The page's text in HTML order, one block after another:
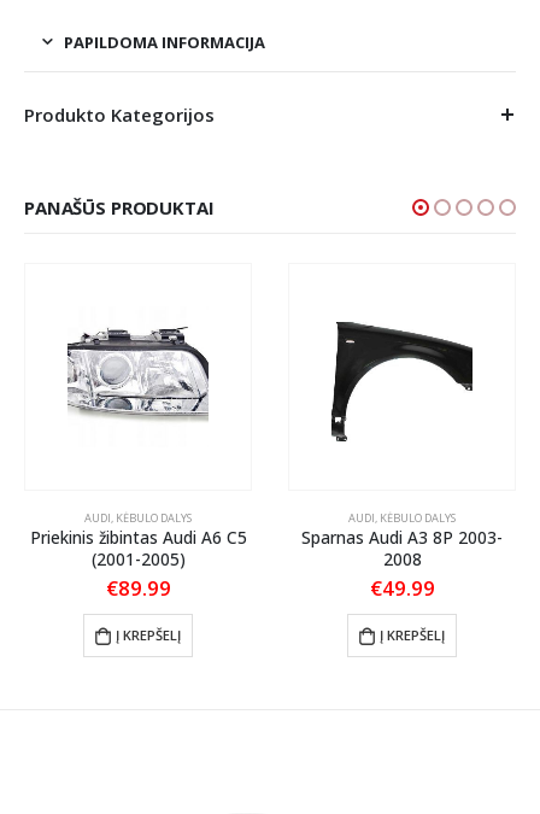
PAPILDOMA INFORMACIJA
Produkto Kategorijos
PANAŠŪS PRODUKTAI
AUDI, KĖBULO DALYS
Priekinis žibintas Audi A6 C5
(2001-2005)
€89.99
Į KREPŠELĮ
AUDI, KĖBULO DALYS
Sparnas Audi A3 8P 2003-
2008
€49.99
Į KREPŠELĮ